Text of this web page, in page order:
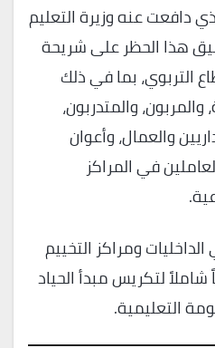
دافعت عنه وزيرة التعليم
هذا الحظر على شريحة
بما في ذلك
والمربون، والمتدربون،
والعمال، وأعوان
في المراكز
ومراكز التخييم
لتكريس مبدأ الحياد
التعليمية.